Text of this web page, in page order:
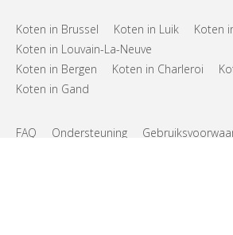
Koten in Brussel Koten in Luik
Koten
Koten in Louvain-La-Neuve
Koten in Bergen
Koten in Charleroi
Koten in Gand
FAQ Ondersteuning